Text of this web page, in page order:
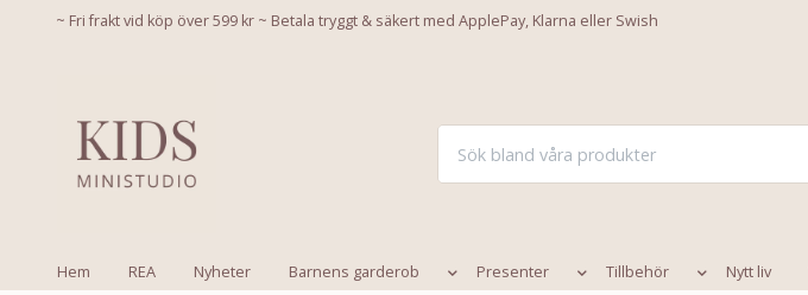
~ Fri frakt vid köp över 599 kr ~ Betala tryggt & säkert med ApplePay, Klarna eller Swish
Hem REA Nyheter Barnens garderob Presenter Tillbehör Nytt liv